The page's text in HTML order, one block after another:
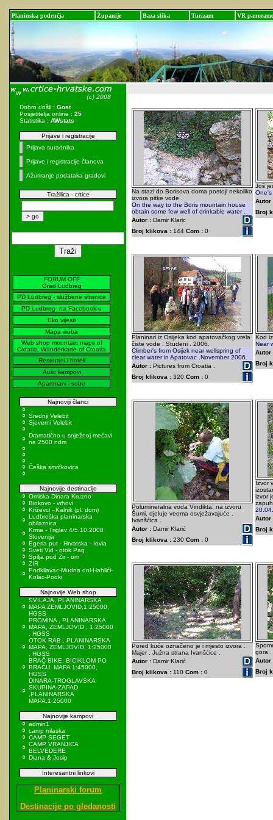
Planinska područja Županije Baza slika Turizam VR panorame
Dobro došli : Gost
Posjetitelja online : 25
Statistika : AWstats
Prijave i registracije
Prijava suradnika
Prijave i registracije članova
Ažuriranje podataka gradovi
Tražilica - crtice
FORUM OFF
Grad Ludbreg
PD Ludbreg - službene stranice
PD Ludbreg- na Facebook-u
Eko vijesti
Mapa weba
Web shop mountain maps of
Croatia, Wanderkarte of Croatia
Restorani i hoteli
Auto kampovi
Apartmani i sobe
Najnoviji članci
Srednji Velebit
Sjeverni Velebit
Dramatično u snježnoj mećavi
na 2500 ndm
Češka smrčkovica
Najnovije destinacije
Omiska Dinara Kruzno
Biokovo - vrhovi
Križevci - Kalnik (pl. dom)
Ludbreška planinarska
obilaznica
Krma - Triglav 4/5.10.2008
Slovenija
Egeria put - Hrvatska - Iovia
Sveti Vid - otok Pag
Spilja pod Zir - om
ZIR
Podkilavac-Mudna dol-Hahlići-
Kolac-Podki
Najnovije Web shop
SVILAJA, PLANINARSKA
MAPA ZEMLJOVID,1:25000,
HGSS
PROMINA , PLANINARSKA
MAPA, ZEMLJOVID , 1:25000
, HGSS
OTOK RAB , PLANINARSKA
MAPA, ZEMLJOVID, 1:25000
, HGSS
BRAČ BIKE, BICIKLOM PO
BRAČU, MAPA 1:45000,
HGSS
DINARA-TROGLAVSKA
SKUPINA-ZAPAD
,PLANINARSKA
MAPA,1:25000
Najnovije kampovi
admin1
camp mlaska
CAMP SEGET
CAMP VRANJICA
BELVEDERE
Diana & Josip
Interesantni linkovi
Planinarski forum
Destinacije po gledanosti
Na stazi do Borisova doma postoji nekoliko
izvora pitke vode .
On the way to the Boris mountain house
obtain some few well of drinkable water .
Autor : Damir Klaric
Broj klikova : 144 Com : 0
Još
One's
Autor
Broj
Planinari iz Osijeka kod apatovačkog vrela
čiste vode . Studeni . 2006.
Climber's from Osijek near wellspring of
clear water in Apatovac .November 2006.
Autor : Pictures from Croatia .
Broj klikova : 320 Com : 0
Kod
Near
Autor
Broj
Polumineralna voda Vindikta, na izvoru
Šumi, djeluje veoma osvježavajuće .
Ivanšćica .
Autor : Damir Klarić
Broj klikova : 230 Com : 0
Izvor
izvor
Autor
Broj
Pored kuće označeno je i mjesto izvora .
Majer . Južna strana Ivanšćice .
Autor : Damir Klarić
Broj klikova : 110 Com : 0
gora .
Autor
Broj